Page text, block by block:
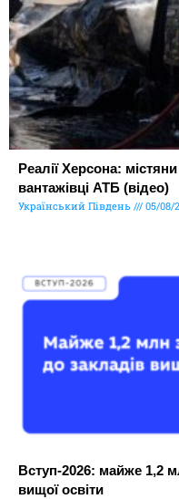
Реалії Херсона:
вантажівці АТБ (відео)
Український Південь 05/08/
Вступ-2026: майже 1,2
вищої освіти